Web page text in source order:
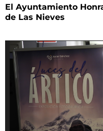
El Ayuntamiento
de Las Nieves